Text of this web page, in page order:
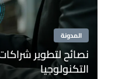
المدونة
نصائح لتطوير
التكنولوجيا